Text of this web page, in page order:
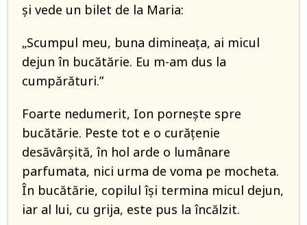
și vede un bilet de la Maria:
„Scumpul meu, buna dimineața, ai micul
dejun în bucătărie. Eu m-am dus la
cumpărături.”
Foarte nedumerit, Ion pornește spre
bucătărie. Peste tot e o curățenie
desăvârșită, în hol arde o lumânare
parfumata, nici urma de voma pe mocheta.
În bucătărie, copilul își termina micul dejun,
iar al lui, cu grija, este pus la încălzit.